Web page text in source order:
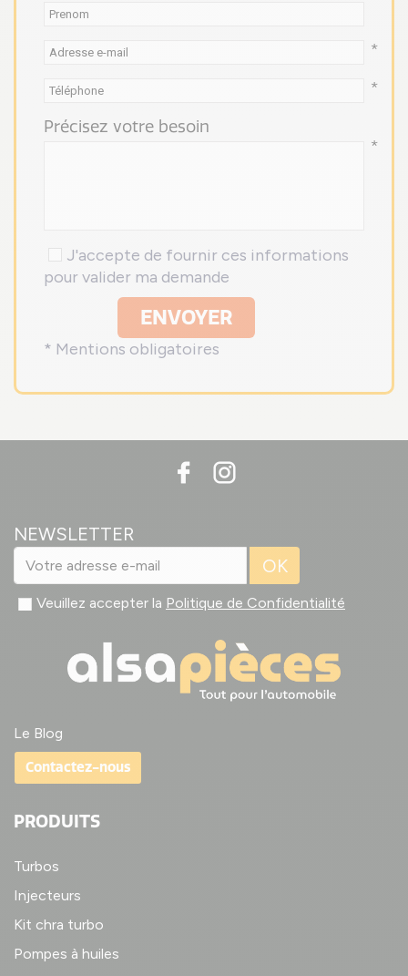
*
*
Précisez votre besoin
*
J'accepte de fournir ces informations
pour valider ma demande
ENVOYER
* Mentions obligatoires
NEWSLETTER
OK
Veuillez accepter la Politique de Confidentialité
Le Blog
Contactez-nous
PRODUITS
Turbos
Injecteurs
Kit chra turbo
Pompes à huiles